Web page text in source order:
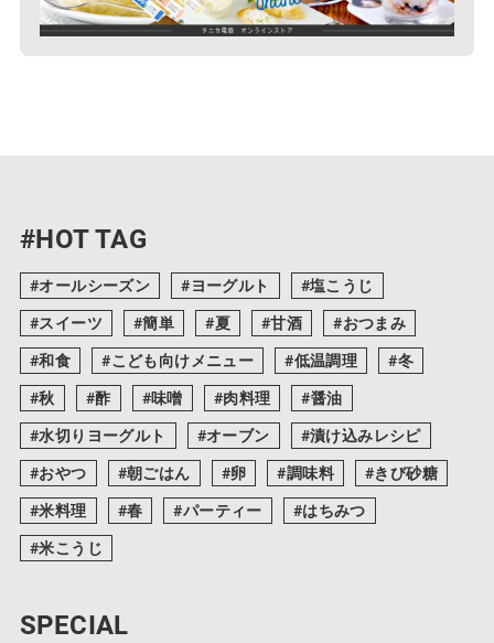
#HOT TAG
オールシーズン ヨーグルト
塩こうじ
スイーツ
簡単 夏 甘酒
おつまみ
和食
こども向けメニュー 低温調理
冬
秋
酢 味噌 肉料理
醤油
水切りヨーグルト
オーブン
漬け込みレシピ
おやつ
朝ごはん 卵 調味料
きび砂糖
米料理
春 パーティー
はちみつ
米こうじ
SPECIAL